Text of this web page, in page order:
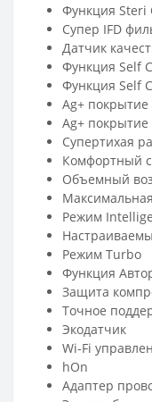
Функция Steri
Супер IFD
Датчик
Функция Self
Функция Self
Ag+ покрытие
Ag+
Супертихая
Комфортный
Объемный
Режим
Режим Turbo
Функция
Защита
Точное
Экодатчик
Wi-Fi
hOn
Адаптер